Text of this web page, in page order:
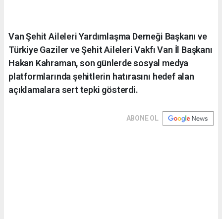
Van Şehit Aileleri Yardımlaşma Derneği Başkanı ve
Türkiye Gaziler ve Şehit Aileleri Vakfı Van İl Başkanı
Hakan Kahraman, son günlerde sosyal medya
platformlarında şehitlerin hatırasını hedef alan
açıklamalara sert tepki gösterdi.
ABONE OL